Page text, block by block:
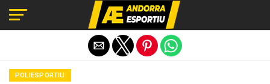
POLIESPORTIU
Exit mobile version